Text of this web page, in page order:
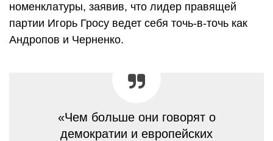
номенклатуры, заявив, что лидер правящей
партии Игорь Гросу ведет себя точь-в-точь как
Андропов и Черненко.
«Чем больше они говорят о
демократии и европейских